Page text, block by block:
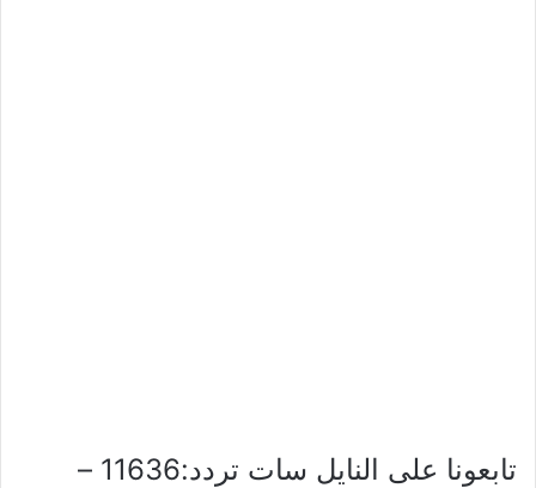
تابعونا على النايل سات تردد:11636 –